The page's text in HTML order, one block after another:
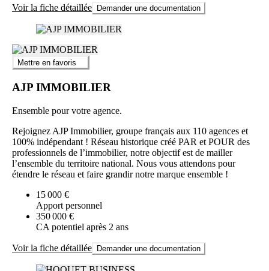
Voir la fiche détaillée Demander une documentation
Mettre en favoris
AJP IMMOBILIER
Ensemble pour votre agence.
Rejoignez AJP Immobilier, groupe français aux 110 agences et
100% indépendant ! Réseau historique créé PAR et POUR des
professionnels de l’immobilier, notre objectif est de mailler
l’ensemble du territoire national. Nous vous attendons pour
étendre le réseau et faire grandir notre marque ensemble !
15 000 €
Apport personnel
350 000 €
CA potentiel après 2 ans
Voir la fiche détaillée Demander une documentation